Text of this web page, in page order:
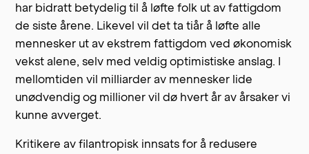
har bidratt betydelig til å løfte folk ut av fattigdom
de siste årene. Likevel vil det ta tiår å løfte alle
mennesker ut av ekstrem fattigdom ved økonomisk
vekst alene, selv med veldig optimistiske anslag. I
mellomtiden vil milliarder av mennesker lide
unødvendig og millioner vil dø hvert år av årsaker vi
kunne avverget.
Kritikere av filantropisk innsats for å redusere